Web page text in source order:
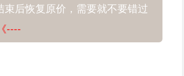
后恢复原价，需要就不要错过
----